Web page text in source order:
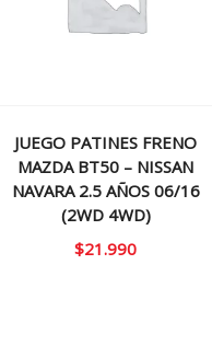
JUEGO PATINES FRENO
MAZDA BT50 – NISSAN
NAVARA 2.5 AÑOS 06/16
(2WD 4WD)
$21.990